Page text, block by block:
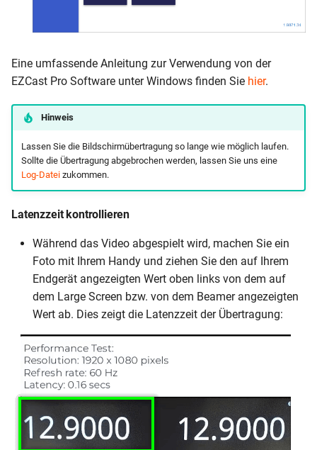
Eine umfassende Anleitung zur Verwendung von der
EZCast Pro Software unter Windows finden Sie hier.
Hinweis
Lassen Sie die Bildschirmübertragung so lange wie möglich laufen.
Sollte die Übertragung abgebrochen werden, lassen Sie uns eine
Log-Dateizukommen.
Latenzzeit kontrollieren
Während das Video abgespielt wird, machen Sie ein
Foto mit Ihrem Handy und ziehen Sie den auf Ihrem
Endgerät angezeigten Wert oben links von dem auf
dem Large Screen bzw. von dem Beamer angezeigten
Wert ab. Dies zeigt die Latenzzeit der Übertragung: